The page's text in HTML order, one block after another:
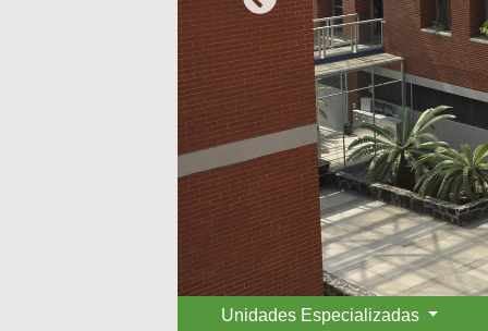
Anterior
Unidades Especializadas